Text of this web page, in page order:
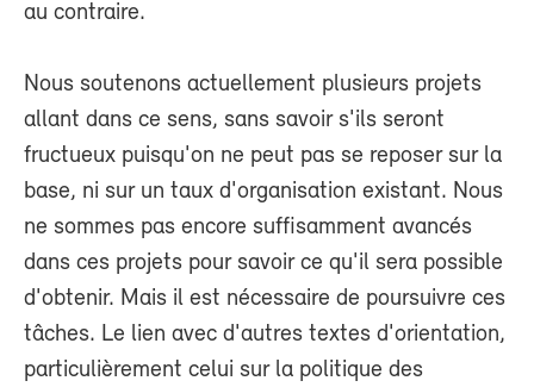
au contraire.
Nous soutenons actuellement plusieurs projets
allant dans ce sens, sans savoir s'ils seront
fructueux puisqu'on ne peut pas se reposer sur la
base, ni sur un taux d'organisation existant. Nous
ne sommes pas encore suffisamment avancés
dans ces projets pour savoir ce qu'il sera possible
d'obtenir. Mais il est nécessaire de poursuivre ces
tâches. Le lien avec d'autres textes d'orientation,
particulièrement celui sur la politique des